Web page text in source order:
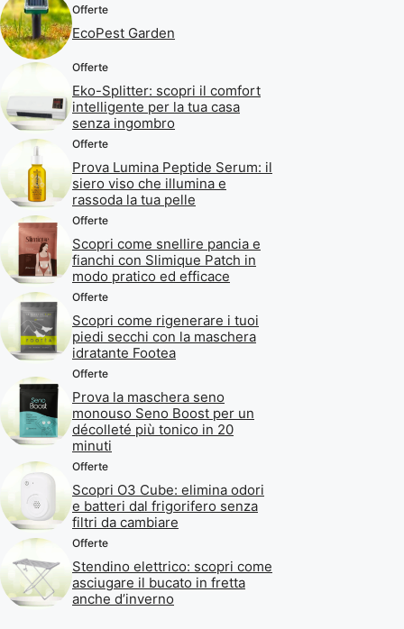
Offerte
EcoPest Garden
Offerte
Eko-Splitter: scopri il comfort
intelligente per la tua casa
senza ingombro
Offerte
Prova Lumina Peptide Serum: il
siero viso che illumina e
rassoda la tua pelle
Offerte
Scopri come snellire pancia e
fianchi con Slimique Patch in
modo pratico ed efficace
Offerte
Scopri come rigenerare i tuoi
piedi secchi con la maschera
idratante Footea
Offerte
Prova la maschera seno
monouso Seno Boost per un
décolleté più tonico in 20
minuti
Offerte
Scopri O3 Cube: elimina odori
e batteri dal frigorifero senza
filtri da cambiare
Offerte
Stendino elettrico: scopri come
asciugare il bucato in fretta
anche d’inverno